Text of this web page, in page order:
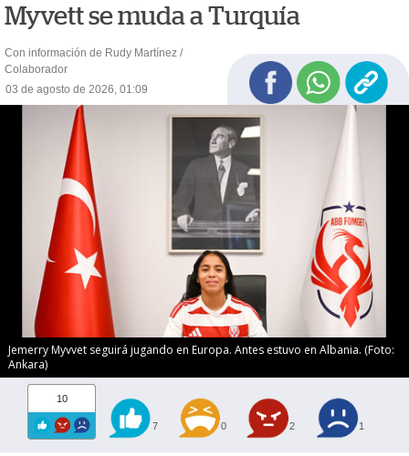
Myvett se muda a Turquía
Con información de Rudy Martínez /
Colaborador
03 de agosto de 2026, 01:09
Jemerry Myvvet seguirá jugando en Europa. Antes estuvo en Albania. (Foto:
Ankara)
10
7 0 2 1